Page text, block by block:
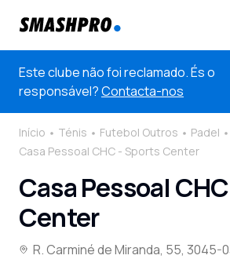
Este clube não foi reclamado. És o
responsável?Contacta-nos
Início Ténis Futebol Outros
Padel
Casa Pessoal CHC - Sports Center
Casa Pessoal
Center
R. Carminé de Miranda, 55, 3045-